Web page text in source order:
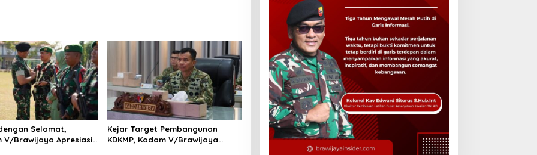
Selamat,
V/Brawijaya Apresiasi
Kejar Target Pembangunan
KDKMP, Kodam V/Brawijaya